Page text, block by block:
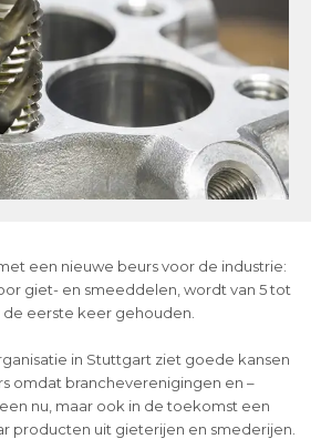
een nieuwe beurs voor de industrie:
giet- en smeeddelen, wordt van 5 tot
de eerste keer gehouden.
in Stuttgart ziet goede kansen
omdat brancheverenigingen en –
nu, maar ook in de toekomst een
producten uit gieterijen en smederijen.